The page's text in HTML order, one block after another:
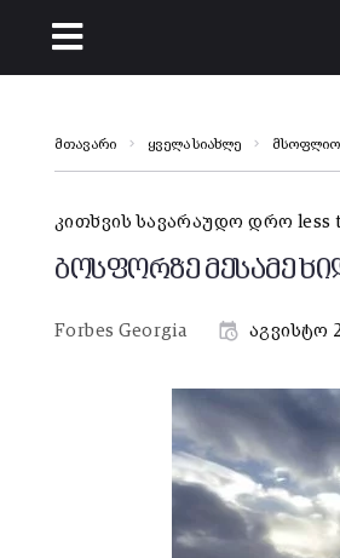
მთავარი ყველა სიახლე მსოფლიო
კითხვის სავარაუდო დრო less
ბოსფორზე მესამე
Forbes Georgia აგვისტო